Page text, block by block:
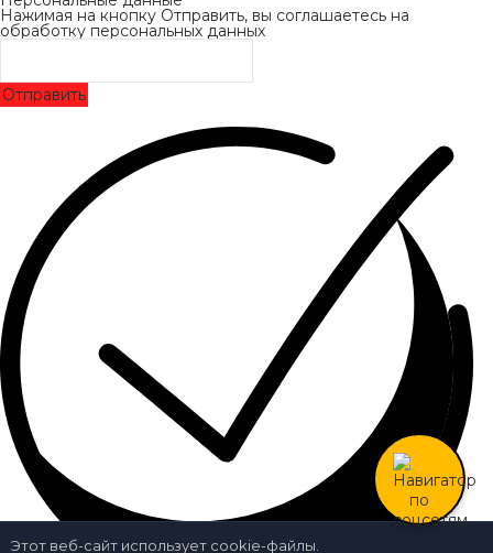
Этот веб-сайт использует cookie-файлы.
Нажимая на кнопку Отправить, вы соглашаетесь на
обработку персональных данных
Отправить